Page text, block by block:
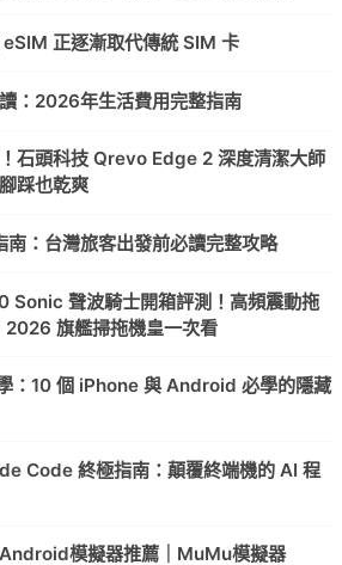
正逐漸取代傳統 SIM 卡
：2026年生活費用完整指南
石頭科技 Qrevo Edge 2 深度清潔大師
踩也乾爽
：台灣旅客出發前必讀完整攻略
Sonic 聲波騎士開箱評測！高頻震動拖
旗艦掃拖機皇一次看
：10 個 iPhone 與 Android 必學的隱藏
Code 終極指南：顛覆終端機的 AI 程
模擬器推薦｜MuMu模擬器